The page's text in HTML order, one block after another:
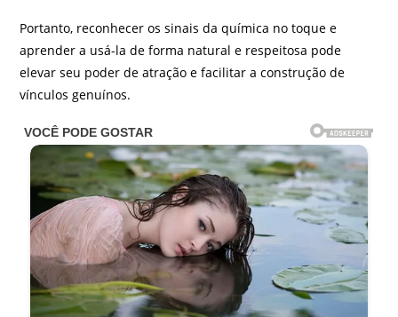
Portanto, reconhecer os sinais da química no toque e
aprender a usá-la de forma natural e respeitosa pode
elevar seu poder de atração e facilitar a construção de
vínculos genuínos.